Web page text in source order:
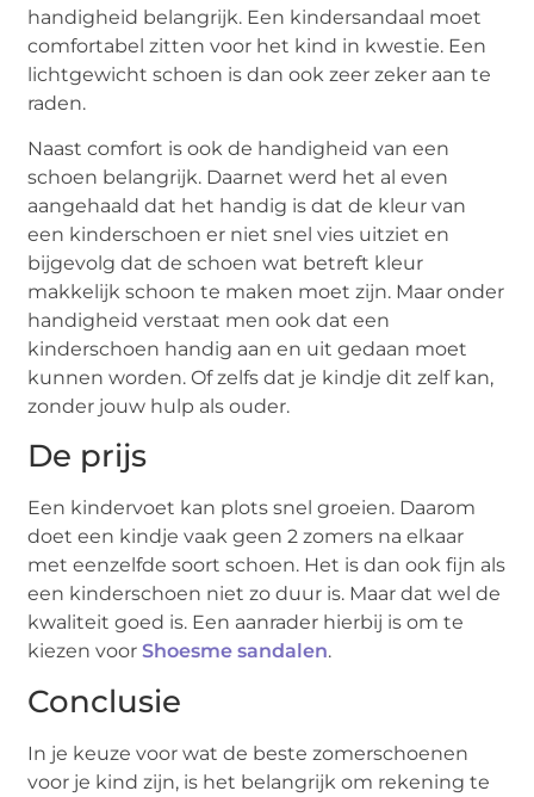
handigheid belangrijk. Een kindersandaal moet
comfortabel zitten voor het kind in kwestie. Een
lichtgewicht schoen is dan ook zeer zeker aan te
raden.
Naast comfort is ook de handigheid van een
schoen belangrijk. Daarnet werd het al even
aangehaald dat het handig is dat de kleur van
een kinderschoen er niet snel vies uitziet en
bijgevolg dat de schoen wat betreft kleur
makkelijk schoon te maken moet zijn. Maar onder
handigheid verstaat men ook dat een
kinderschoen handig aan en uit gedaan moet
kunnen worden. Of zelfs dat je kindje dit zelf kan,
zonder jouw hulp als ouder.
De prijs
Een kindervoet kan plots snel groeien. Daarom
doet een kindje vaak geen 2 zomers na elkaar
met eenzelfde soort schoen. Het is dan ook fijn als
een kinderschoen niet zo duur is. Maar dat wel de
kwaliteit goed is. Een aanrader hierbij is om te
kiezen voorShoesme sandalen.
Conclusie
In je keuze voor wat de beste zomerschoenen
voor je kind zijn, is het belangrijk om rekening te